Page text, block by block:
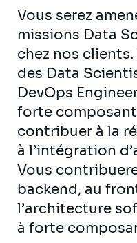
Vous serez
missions Data
chez nos
des Data
DevOps
forte
contribuer à la
à l’intégration
Vous
backend, au
l’architecture
à forte